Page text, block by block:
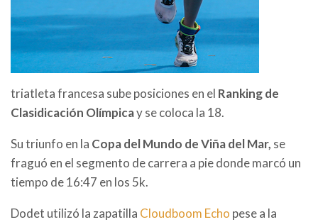
triatleta francesa sube posiciones en el Ranking de
Clasidicación Olímpicay se coloca la 18.
Su triunfo en la Copa del Mundo de Viña del Mar, se
fraguó en el segmento de carrera a pie donde marcó un
tiempo de 16:47 en los 5k.
Dodet utilizó la zapatilla Cloudboom Echo pese a la